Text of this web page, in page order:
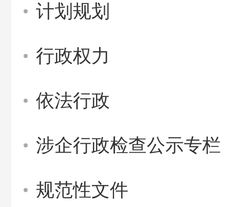
计划规划
行政权力
依法行政
涉企行政检查公示专栏
规范性文件